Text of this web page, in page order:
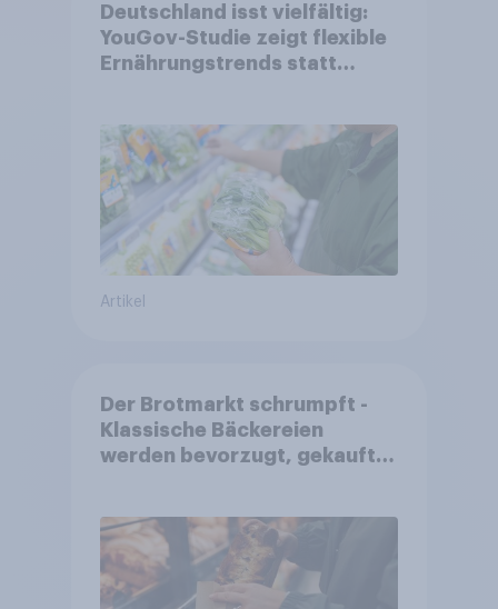
Deutschland isst vielfältig:
YouGov-Studie zeigt flexible
Ernährungstrends statt
Artikel
Der Brotmarkt schrumpft -
Klassische Bäckereien
werden bevorzugt, gekauft